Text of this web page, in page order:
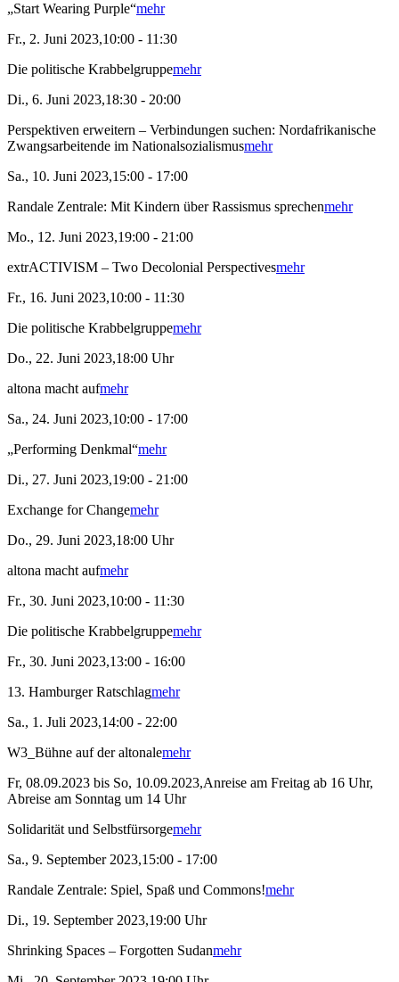
„Start Wearing Purple“mehr
Fr., 2. Juni 2023,10:00 - 11:30
Die politische Krabbelgruppemehr
Di., 6. Juni 2023,18:30 - 20:00
Perspektiven erweitern – Verbindungen suchen: Nordafrikanische
Zwangsarbeitende im Nationalsozialismusmehr
Sa., 10. Juni 2023,15:00 - 17:00
Randale Zentrale: Mit Kindern über Rassismus sprechenmehr
Mo., 12. Juni 2023,19:00 - 21:00
extrACTIVISM – Two Decolonial Perspectivesmehr
Fr., 16. Juni 2023,10:00 - 11:30
Die politische Krabbelgruppemehr
Do., 22. Juni 2023,18:00 Uhr
altona macht aufmehr
Sa., 24. Juni 2023,10:00 - 17:00
„Performing Denkmal“mehr
Di., 27. Juni 2023,19:00 - 21:00
Exchange for Changemehr
Do., 29. Juni 2023,18:00 Uhr
altona macht aufmehr
Fr., 30. Juni 2023,10:00 - 11:30
Die politische Krabbelgruppemehr
Fr., 30. Juni 2023,13:00 - 16:00
13. Hamburger Ratschlagmehr
Sa., 1. Juli 2023,14:00 - 22:00
W3_Bühne auf der altonalemehr
Fr, 08.09.2023 bis So, 10.09.2023,Anreise am Freitag ab 16 Uhr,
Abreise am Sonntag um 14 Uhr
Solidarität und Selbstfürsorgemehr
Sa., 9. September 2023,15:00 - 17:00
Randale Zentrale: Spiel, Spaß und Commons!mehr
Di., 19. September 2023,19:00 Uhr
Shrinking Spaces – Forgotten Sudanmehr